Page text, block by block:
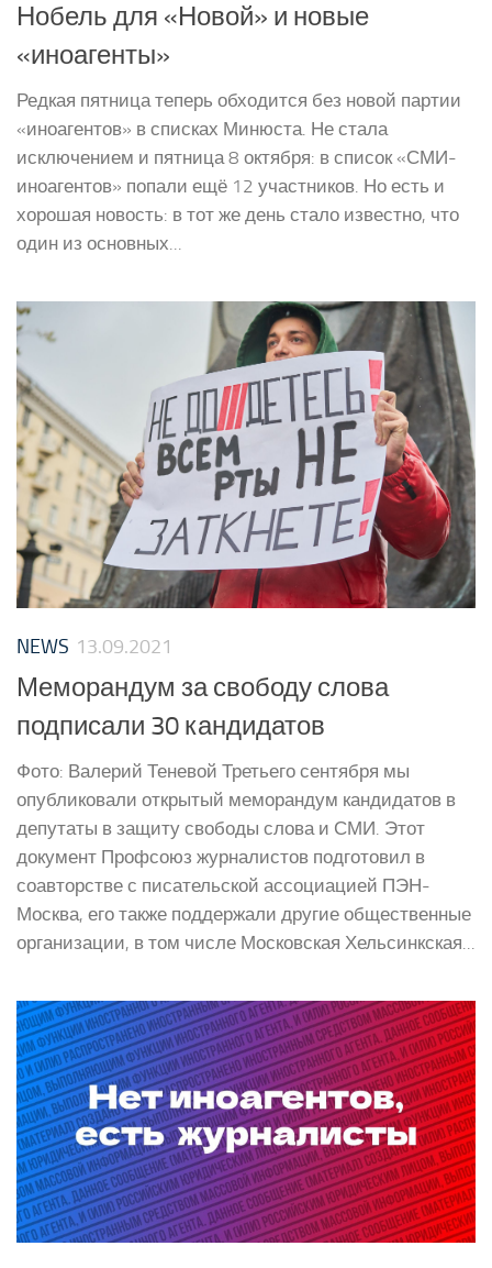
Нобель для «Новой» и новые
«иноагенты»
Редкая пятница теперь обходится без новой партии
«иноагентов» в списках Минюста. Не стала
исключением и пятница 8 октября: в список «СМИ-
иноагентов» попали ещё 12 участников. Но есть и
хорошая новость: в тот же день стало известно, что
один из основных...
NEWS 13.09.2021
Меморандум за свободу слова
подписали 30 кандидатов
Фото: Валерий Теневой Третьего сентября мы
опубликовали открытый меморандум кандидатов в
депутаты в защиту свободы слова и СМИ. Этот
документ Профсоюз журналистов подготовил в
соавторстве с писательской ассоциацией ПЭН-
Москва, его также поддержали другие общественные
организации, в том числе Московская Хельсинкская...